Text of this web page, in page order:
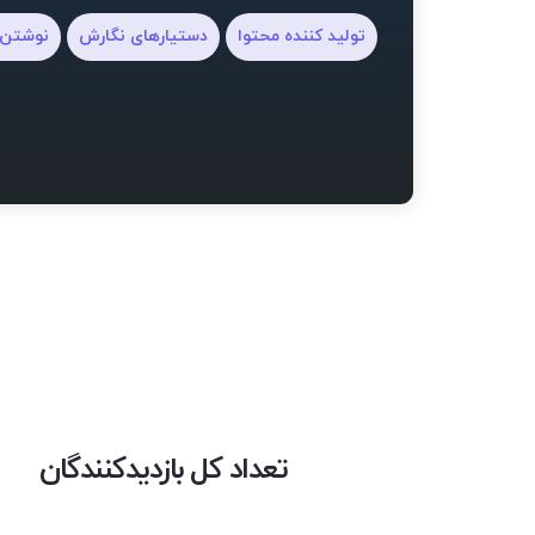
تولید کننده محتوا دستیارهای نگارش
تعداد کل بازدیدکنندگان